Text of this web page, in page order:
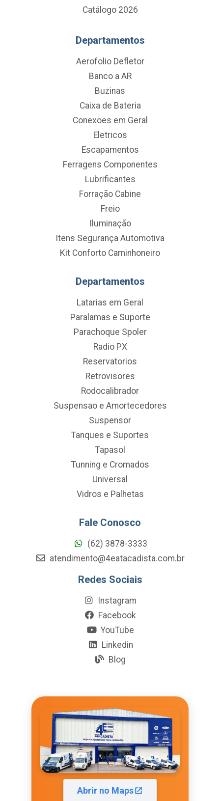
Catálogo 2026
Departamentos
Aerofolio Defletor
Banco a AR
Buzinas
Caixa de Bateria
Conexoes em Geral
Eletricos
Escapamentos
Ferragens Componentes
Lubrificantes
Forração Cabine
Freio
Iluminação
Itens Segurança Automotiva
Kit Conforto Caminhoneiro
Departamentos
Latarias em Geral
Paralamas e Suporte
Parachoque Spoler
Radio PX
Reservatorios
Retrovisores
Rodocalibrador
Suspensao e Amortecedores
Suspensor
Tanques e Suportes
Tapasol
Tunning e Cromados
Universal
Vidros e Palhetas
Fale Conosco
(62) 3878-3333
atendimento@4eatacadista.com.br
Redes Sociais
Instagram
Facebook
YouTube
Linkedin
Blog
Abrir no Maps